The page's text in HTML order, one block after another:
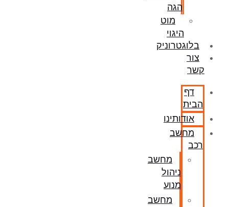
הגה
מוט
היגוי
בלוגטרוניק
צור
קשר
דף
הבית
אודותינו
מחשב
רכב
מחשב
ניהול
מנוע
מחשב